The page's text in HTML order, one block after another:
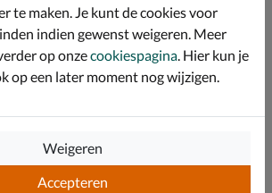
te maken. Je kunt de cookies voor
indien gewenst weigeren. Meer
op onzecookiespagina . Hier kun je
op een later moment nog wijzigen.
Accepteren
Weigeren